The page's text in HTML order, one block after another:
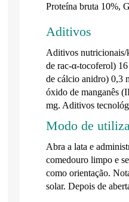
Proteína bruta 10%,
Aditivos
Aditivos
de rac-α-tocoferol)
de cálcio anidro) 0,3
óxido de manganês
mg. Aditivos
Modo de
Abra a lata e
comedouro limpo e
como orientação.
solar. Depois de